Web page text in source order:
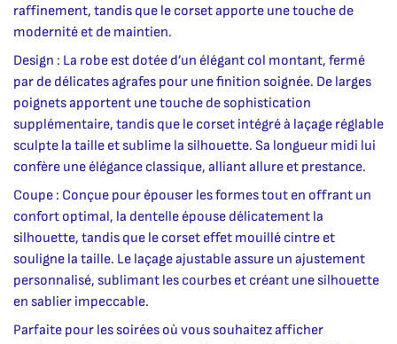
raffinement, tandis que le corset apporte une touche de
modernité et de maintien.
Design : La robe est dotée d’un élégant col montant, fermé
par de délicates agrafes pour une finition soignée. De larges
poignets apportent une touche de sophistication
supplémentaire, tandis que le corset intégré à laçage réglable
sculpte la taille et sublime la silhouette. Sa longueur midi lui
confère une élégance classique, alliant allure et prestance.
Coupe : Conçue pour épouser les formes tout en offrant un
confort optimal, la dentelle épouse délicatement la
silhouette, tandis que le corset effet mouillé cintre et
souligne la taille. Le laçage ajustable assure un ajustement
personnalisé, sublimant les courbes et créant une silhouette
en sablier impeccable.
Parfaite pour les soirées où vous souhaitez afficher